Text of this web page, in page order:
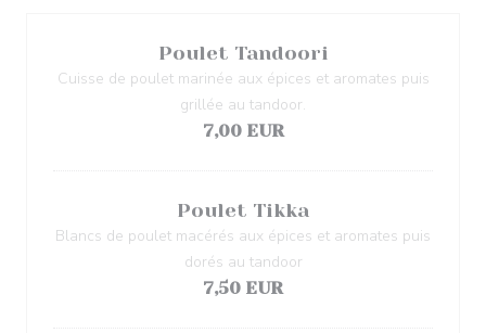
Poulet Tandoori
Cuisse de poulet marinée aux épices et aromates puis
grillée au tandoor.
7,00 EUR
Poulet Tikka
Blancs de poulet macérés aux épices et aromates puis
dorés au tandoor
7,50 EUR